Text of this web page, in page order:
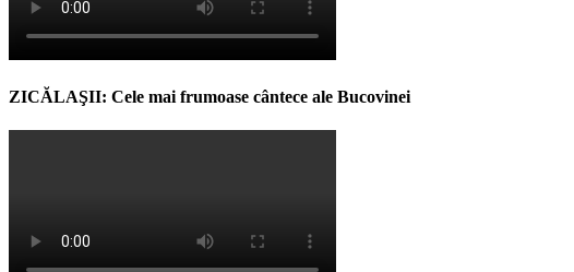
ZICĂLAŞII: Cele mai frumoase cântece ale Bucovinei